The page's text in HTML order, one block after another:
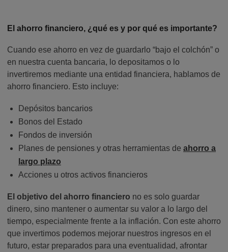
El ahorro financiero, ¿qué es y por qué es importante?
Cuando ese ahorro en vez de guardarlo “bajo el colchón” o
en nuestra cuenta bancaria, lo depositamos o lo
invertiremos mediante una entidad financiera, hablamos de
ahorro financiero. Esto incluye:
Depósitos bancarios
Bonos del Estado
Fondos de inversión
Planes de pensiones y otras herramientas de ahorro a
largo plazo
Acciones u otros activos financieros
El objetivo del ahorro financiero no es solo guardar
dinero, sino mantener o aumentar su valor a lo largo del
tiempo, especialmente frente a la inflación. Con este ahorro
que invertimos podemos mejorar nuestros ingresos en el
futuro, estar preparados para una eventualidad, afrontar